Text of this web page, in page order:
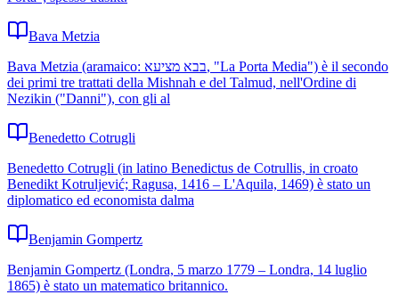
Bava Metzia
Bava Metzia (aramaico: בבא מציעא, "La Porta Media") è il secondo
dei primi tre trattati della Mishnah e del Talmud, nell'Ordine di
Nezikin ("Danni"), con gli al
Benedetto Cotrugli
Benedetto Cotrugli (in latino Benedictus de Cotrullis, in croato
Benedikt Kotruljević; Ragusa, 1416 – L'Aquila, 1469) è stato un
diplomatico ed economista dalma
Benjamin Gompertz
Benjamin Gompertz (Londra, 5 marzo 1779 – Londra, 14 luglio
1865) è stato un matematico britannico.